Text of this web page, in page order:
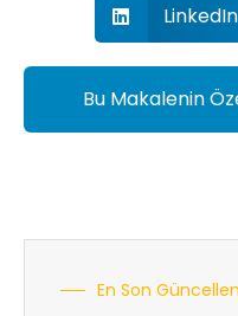
LinkedIn
Bu Makalenin
En Son